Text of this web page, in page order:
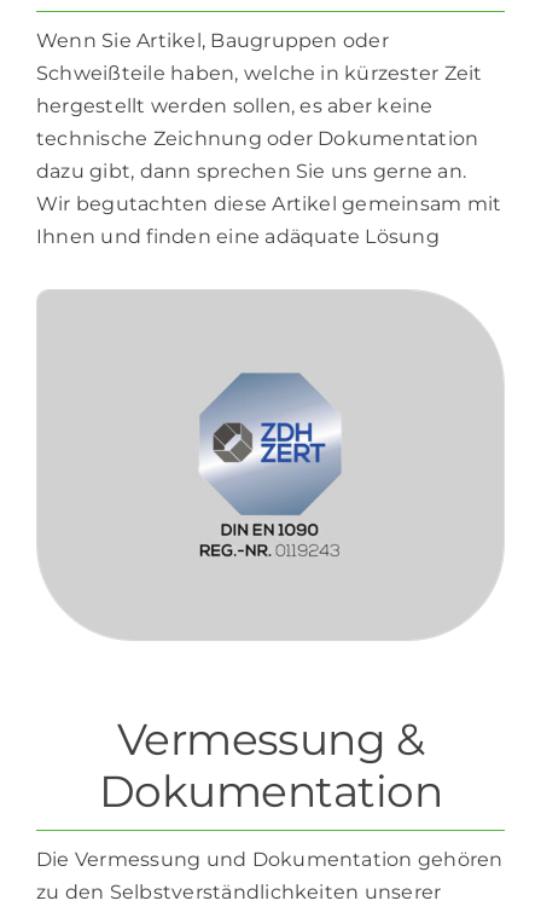
Wenn Sie Artikel, Baugruppen oder
Schweißteile haben, welche in kürzester Zeit
hergestellt werden sollen, es aber keine
technische Zeichnung oder Dokumentation
dazu gibt, dann sprechen Sie uns gerne an.
Wir begutachten diese Artikel gemeinsam mit
Ihnen und finden eine adäquate Lösung
Vermessung &
Dokumentation
Die Vermessung und Dokumentation gehören
zu den Selbstverständlichkeiten unserer